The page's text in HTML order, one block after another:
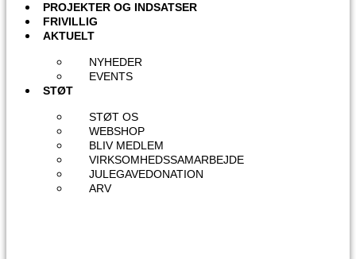
PROJEKTER OG INDSATSER
FRIVILLIG
AKTUELT
NYHEDER
EVENTS
STØT
STØT OS
WEBSHOP
BLIV MEDLEM
VIRKSOMHEDSSAMARBEJDE
JULEGAVEDONATION
ARV